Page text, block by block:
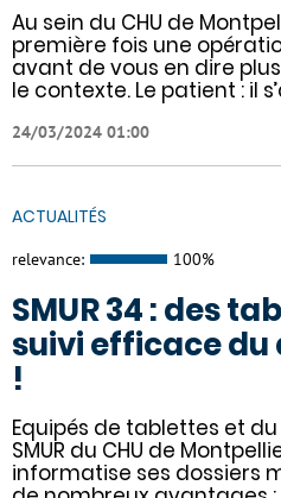
Au sein du CHU de
première fois une
avant de vous en dire
le contexte. Le patient : il
24/03/2024 01:00
ACTUALITÉS
relevance: 100%
SMUR 34 : des
suivi efficace
!
​​Equipés de tablettes et du
SMUR du CHU de
informatise ses dossiers